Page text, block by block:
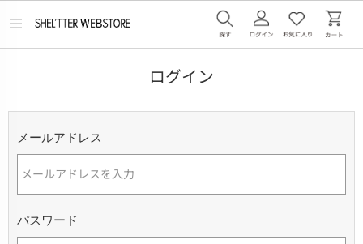
メ
ログイン
メールアドレス
パスワード